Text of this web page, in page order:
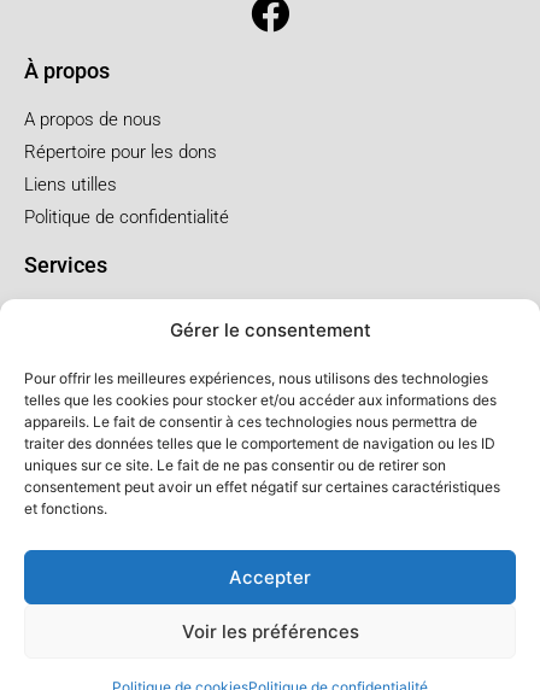
Gérer le consentement
Pour offrir les meilleures expériences, nous utilisons des technologies
telles que les cookies pour stocker et/ou accéder aux informations des
appareils. Le fait de consentir à ces technologies nous permettra de
traiter des données telles que le comportement de navigation ou les ID
uniques sur ce site. Le fait de ne pas consentir ou de retirer son
consentement peut avoir un effet négatif sur certaines caractéristiques
et fonctions.
Accepter
Voir les préférences
À propos
A propos de nous
Répertoire pour les dons
Liens utilles
Politique de confidentialité
Services
Funérailles au salon
Forfaits et prix
Forfait crémation
Forfait service à l'église